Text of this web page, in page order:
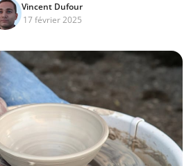
Vincent Dufour
17 février 2025